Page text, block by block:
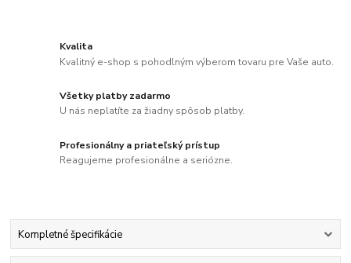
Kvalita
Kvalitný e-shop s pohodlným výberom tovaru pre Vaše auto.
Všetky platby zadarmo
U nás neplatíte za žiadny spôsob platby.
Profesionálny a priateľský prístup
Reagujeme profesionálne a seriózne.
Kompletné špecifikácie